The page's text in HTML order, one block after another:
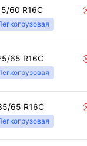
60 R16C
65 R16C
65 R16C